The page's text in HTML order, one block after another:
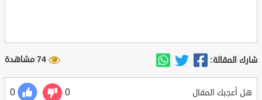
شارك المقالة: 74 مشاهدة
هل أعجبك المقال 0
0